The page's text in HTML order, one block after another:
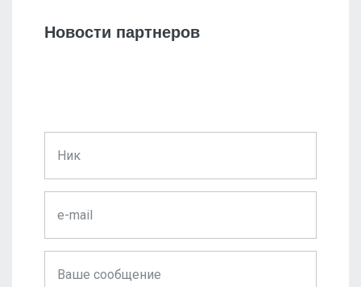
Новости партнеров